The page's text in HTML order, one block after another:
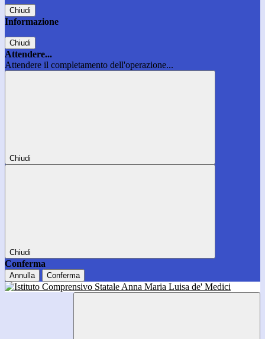
Chiudi
Informazione
Chiudi
Attendere...
Attendere il completamento dell'operazione...
Chiudi
Chiudi
Conferma
Annulla Conferma